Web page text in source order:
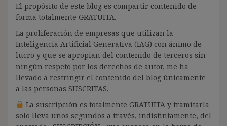
El propósito de este blog es compartir contenido de
forma totalmente GRATUITA.
La proliferación de empresas que utilizan la
Inteligencia Artificial Generativa (IAG) con ánimo de
lucro y que se apropian del contenido de terceros sin
ningún respeto por los derechos de autor, me ha
llevado a restringir el contenido del blog únicamente
a las personas SUSCRITAS.
La suscripción es totalmente GRATUITA y tramitarla
solo lleva unos segundos a través, indistintamente, del